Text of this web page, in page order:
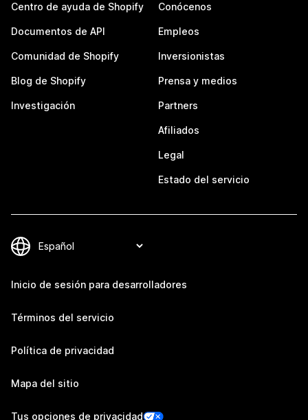
Centro de ayuda de Shopify
Documentos de API
Comunidad de Shopify
Blog de Shopify
Investigación
Conócenos
Empleos
Inversionistas
Prensa y medios
Partners
Afiliados
Legal
Estado del servicio
Inicio de sesión para desarrolladores
Términos del servicio
Política de privacidad
Mapa del sitio
Tus opciones de privacidad